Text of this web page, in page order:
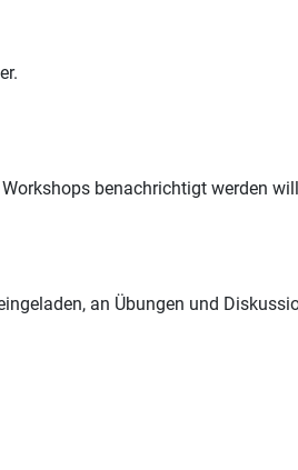
benachrichtigt werden
an Übungen und